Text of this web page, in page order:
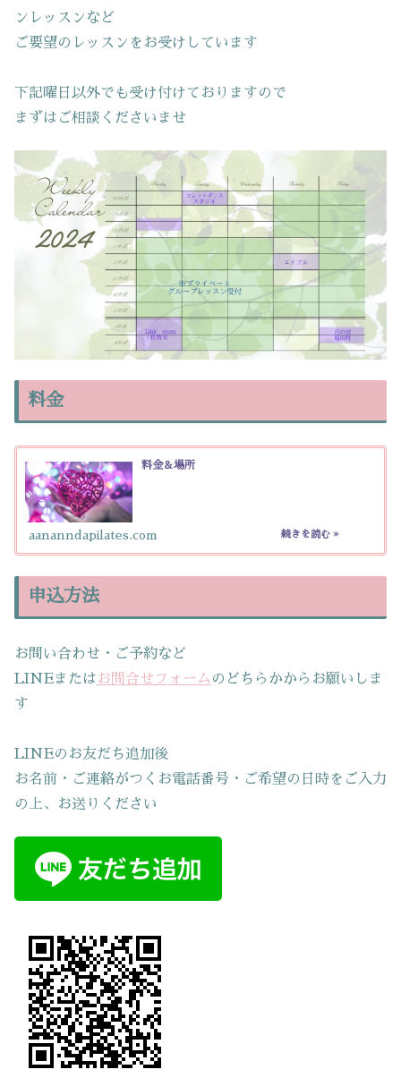
ンレッスンなど
ご要望のレッスンをお受けしています
下記曜日以外でも受け付けておりますので
まずはご相談くださいませ
料金
料金＆場所
aananndapilates.com
申込方法
お問い合わせ・ご予約など
LINEまたはお問合せフォーム のどちらかからお願いしま
す
LINEのお友だち追加後
お名前・ご連絡がつくお電話番号・ご希望の日時をご入力
の上、お送りください